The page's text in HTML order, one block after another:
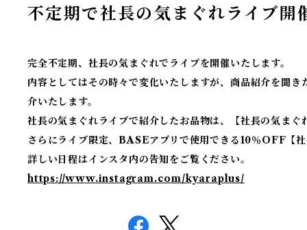
不定期で社長の気まぐれライブ開
完全不定期、社長の気まぐれでライブを開催いたします。
内容としてはその時々で変化いたしますが、商品紹介を聞
介いたします。
社長の気まぐれライブで紹介したお品物は、【社長の気ま
さらにライブ限定、BASEアプリで使用できる10％OFF【
詳しい日程はインスタ内の告知をご覧ください。
https://www.instagram.com/kyaraplus/